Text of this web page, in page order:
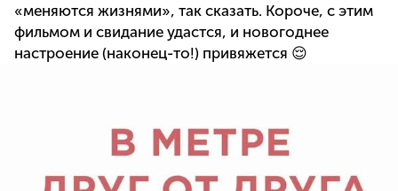
«меняются жизнями», так сказать. Короче, с этим
фильмом и свидание удастся, и новогоднее
настроение (наконец-то!) привяжется 😌